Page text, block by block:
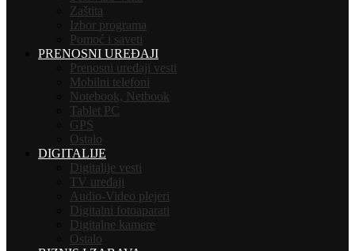
Zaštita
Izbor programa
Pomoć i saveti
PRENOSNI UREĐAJI
Prenosni uređaji vesti
Mobilni telefoni
Notebook, Netbook
Tablet PC
GPS
Ostalo
DIGITALIJE
Digitalije vesti
TV uređaji
Audio-Video plejeri
Digitalni fotoaparati
Digitalne kamere
Ostalo